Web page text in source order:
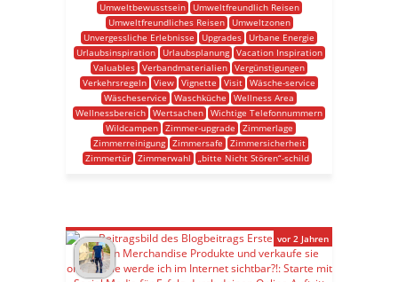
Umweltbewusstsein
Umweltfreundlich Reisen
Umweltfreundliches Reisen
Umweltzonen
Unvergessliche Erlebnisse
Upgrades
Urbane Energie
Urlaubsinspiration
Urlaubsplanung
Vacation Inspiration
Valuables Verbandmaterialien Vergünstigungen
Verkehrsregeln View Vignette Visit Wäsche-service
Wäscheservice
Waschküche
Wellness Area
Wellnessbereich Wertsachen Wichtige Telefonnummern
Wildcampen
Zimmer-upgrade
Zimmerlage
Zimmerreinigung
Zimmersafe
Zimmersicherheit
Zimmertür
Zimmerwahl „bitte Nicht Stören“-schild
vor 2 Jahren